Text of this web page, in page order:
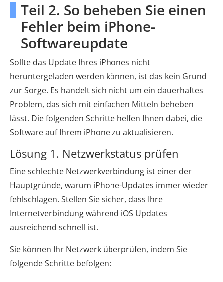
Teil 2. So beheben Sie einen
Fehler beim iPhone-
Softwareupdate
Sollte das Update Ihres iPhones nicht
heruntergeladen werden können, ist das kein Grund
zur Sorge. Es handelt sich nicht um ein dauerhaftes
Problem, das sich mit einfachen Mitteln beheben
lässt. Die folgenden Schritte helfen Ihnen dabei, die
Software auf Ihrem iPhone zu aktualisieren.
Lösung 1. Netzwerkstatus prüfen
Eine schlechte Netzwerkverbindung ist einer der
Hauptgründe, warum iPhone-Updates immer wieder
fehlschlagen. Stellen Sie sicher, dass Ihre
Internetverbindung während iOS Updates
ausreichend schnell ist.
Sie können Ihr Netzwerk überprüfen, indem Sie
folgende Schritte befolgen: